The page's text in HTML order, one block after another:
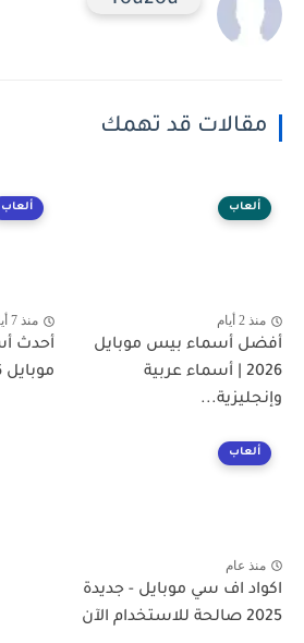
مقالات قد تهمك
ألعاب
منذ 2 أيام
أفضل أسماء بيس موبايل
2026 | أسماء عربية
وإنجليزية...
ألعاب
منذ 7 أيام
أحدث
موبايل 2026 | أكثر...
ألعاب
منذ عام
اكواد اف سي موبايل - جديدة
2025 صالحة للاستخدام الآن